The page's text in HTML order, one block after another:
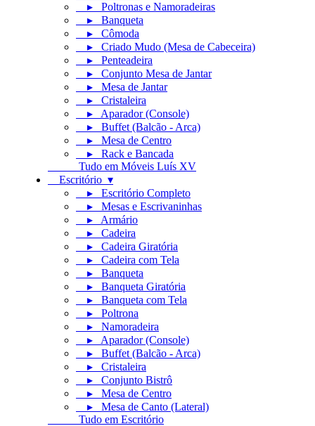
▸ Poltronas e Namoradeiras
▸ Banqueta
▸ Cômoda
▸ Criado Mudo (Mesa de Cabeceira)
▸ Penteadeira
▸ Conjunto Mesa de Jantar
▸ Mesa de Jantar
▸ Cristaleira
▸ Aparador (Console)
▸ Buffet (Balcão - Arca)
▸ Mesa de Centro
▸ Rack e Bancada
Tudo em Móveis Luís XV
Escritório ▾
▸ Escritório Completo
▸ Mesas e Escrivaninhas
▸ Armário
▸ Cadeira
▸ Cadeira Giratória
▸ Cadeira com Tela
▸ Banqueta
▸ Banqueta Giratória
▸ Banqueta com Tela
▸ Poltrona
▸ Namoradeira
▸ Aparador (Console)
▸ Buffet (Balcão - Arca)
▸ Cristaleira
▸ Conjunto Bistrô
▸ Mesa de Centro
▸ Mesa de Canto (Lateral)
Tudo em Escritório